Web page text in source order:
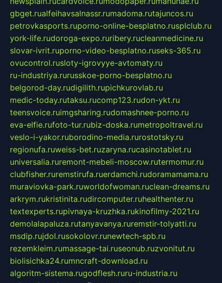
gbget.rualfeihavsalnassr.rumadoma.rutajuncos.ru
petrovkasports.ruporno-online-besplatno.rusplclub.ru
york-life.rudoroga-expo.ruribery.rucleanmedicine.ru
slovar-ivrit.ruporno-video-besplatno.ruseks-365.ru
ovucontrol.rusloty-igrovyye-avtomaty.ru
ru-industriya.rurusskoe-porno-besplatno.ru
belgorod-day.rudigilith.rupichkurovlab.ru
medic-today.rutaksu.rucomp123.rudon-ykt.ru
teensvoice.ruimgsharing.rudomashnee-porno.ru
eva-elfie.rufoto-tur.rubiz-doska.rumetropoltravel.ru
veslo-i-yakor.ruborodino-media.rurostotsky.ru
regionufa.ruweiss-bet.ruzaryna.rucasinotablet.ru
universalia.ruremont-mebeli-moscow.rutermomur.ru
clubfisher.ruremstirufa.ruerdamchi.rudoramamama.ru
muraviovka-park.ruworldofwoman.ruclean-dreams.ru
arkrym.rukristinita.rudircomputer.ruhealthenter.ru
textexperts.rupivnaya-kruzhka.rukinofilmy-2021.ru
demolalapaluza.rutanyavanya.ruremstir-tolyatti.ru
msdip.rujdol.rusokolovr.runewtech-spb.ru
rezemkleim.rumassage-tai.ruseonub.ruzvonitut.ru
biolisichka24.rumncraft-download.ru
algoritm-sistema.rugodflesh.ruru-industria.ru